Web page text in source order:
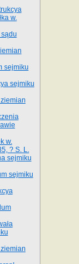
w.
sejmiku
sejmiku
w.
? S. L.
sejmiku
sejmiku